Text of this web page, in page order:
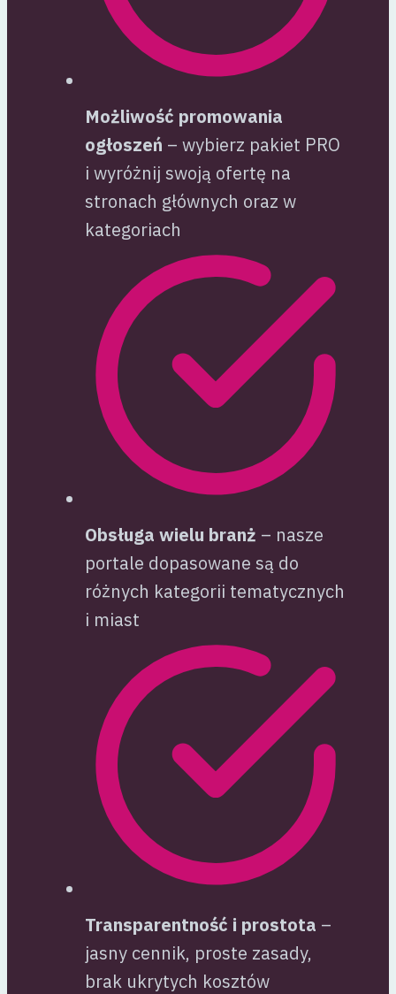
Możliwość promowania
ogłoszeń – wybierz pakiet PRO
i wyróżnij swoją ofertę na
stronach głównych oraz w
kategoriach
Obsługa wielu branż – nasze
portale dopasowane są do
różnych kategorii tematycznych
i miast
Transparentność i prostota –
jasny cennik, proste zasady,
brak ukrytych kosztów